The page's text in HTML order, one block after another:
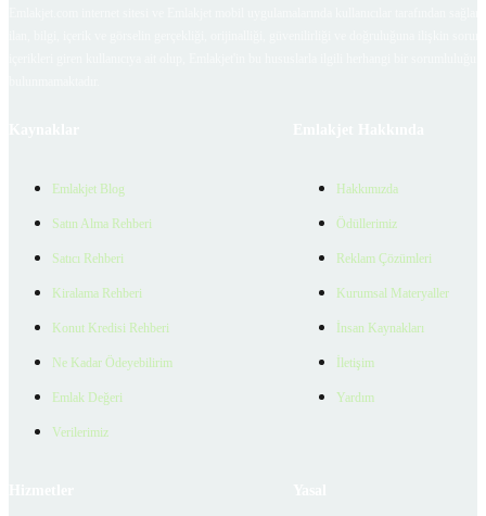
Emlakjet Blog
Satın Alma Rehberi
Satıcı Rehberi
Kiralama Rehberi
Konut Kredisi Rehberi
Ne Kadar Ödeyebilirim
Emlak Değeri
Verilerimiz
Hakkımızda
Ödüllerimiz
Reklam Çözümleri
Kurumsal Materyaller
İnsan Kaynakları
İletişim
Yardım